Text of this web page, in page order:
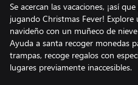
Se acercan las vacaciones, ¡así
jugando Christmas Fever!
navideño con un muñeco de
Ayuda a santa recoger monedas
trampas, recoge regalos con
lugares previamente inaccesibles.